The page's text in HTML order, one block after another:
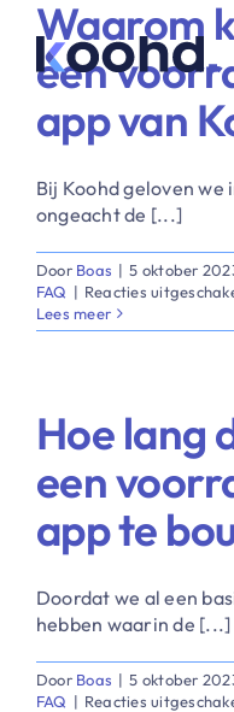
naar
inhoud
Proces
Oplossingen
Maatwerk
Over
Contact
Waarom
een
app van
​Bij Koohd geloven
ongeacht de [...]
Door Boas | 5 oktober
FAQ | Reacties
Lees meer
Hoe lang
een
app te
​Doordat we al een
hebben waarin de [...]
Door Boas | 5 oktober
FAQ | Reacties